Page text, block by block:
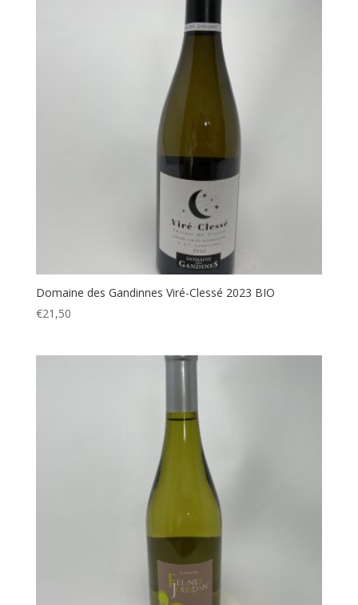
Domaine des Gandinnes Viré-Clessé 2023 BIO
€21,50